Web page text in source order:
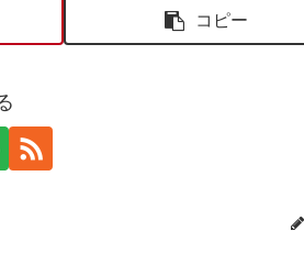
コピー